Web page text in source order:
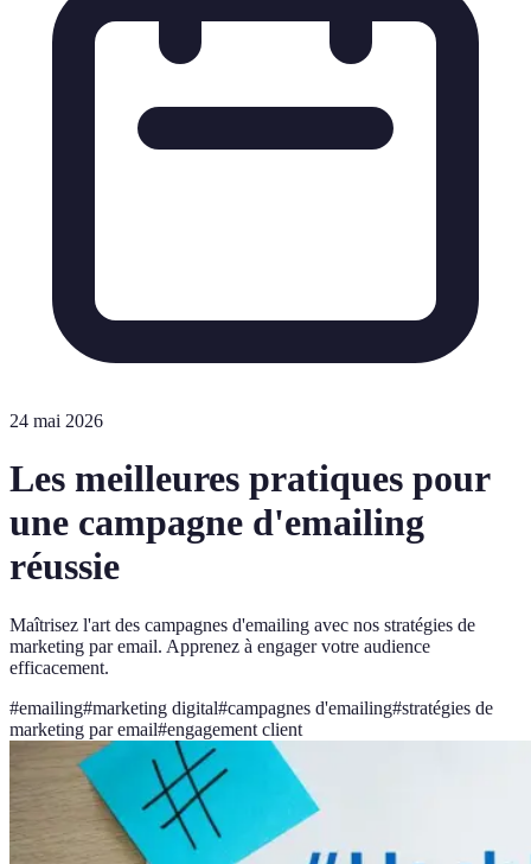
24 mai 2026
Les meilleures pratiques pour
une campagne d'emailing
réussie
Maîtrisez l'art des campagnes d'emailing avec nos stratégies de
marketing par email. Apprenez à engager votre audience
efficacement.
#emailing#marketing digital#campagnes d'emailing#stratégies de
marketing par email#engagement client